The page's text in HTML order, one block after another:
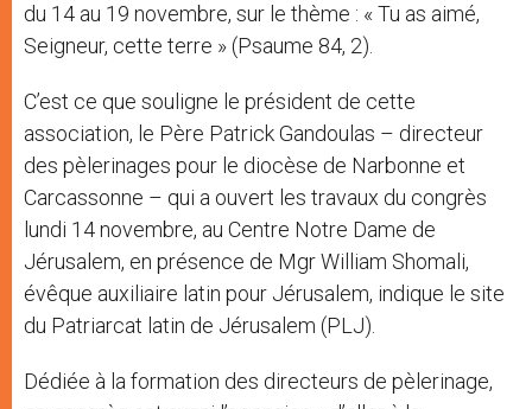
du 14 au 19 novembre, sur le thème : « Tu as aimé,
Seigneur, cette terre » (Psaume 84, 2).
C’est ce que souligne le président de cette
association, le Père Patrick Gandoulas – directeur
des pèlerinages pour le diocèse de Narbonne et
Carcassonne – qui a ouvert les travaux du congrès
lundi 14 novembre, au Centre Notre Dame de
Jérusalem, en présence de Mgr William Shomali,
évêque auxiliaire latin pour Jérusalem, indique le site
du Patriarcat latin de Jérusalem (PLJ).
Dédiée à la formation des directeurs de pèlerinage,